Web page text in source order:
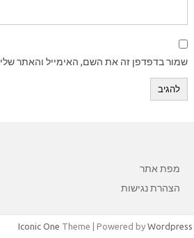
שמור בדפדפן זה את השם, האימייל והאתר
מפת אתר
הצהרת נגישות
Iconic One Theme | Powered by Wordpress